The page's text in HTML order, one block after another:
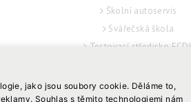
Školní autoservis
Svářečská škola
Testovací středisko ECDL
jako jsou soubory cookie. Děláme to,
Souhlas s těmito technologiemi nám